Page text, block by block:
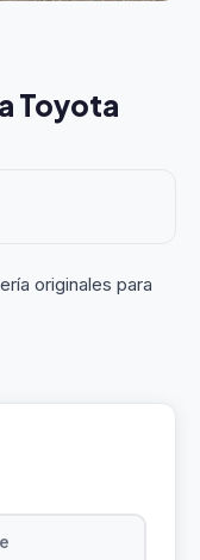
Toyota
originales para